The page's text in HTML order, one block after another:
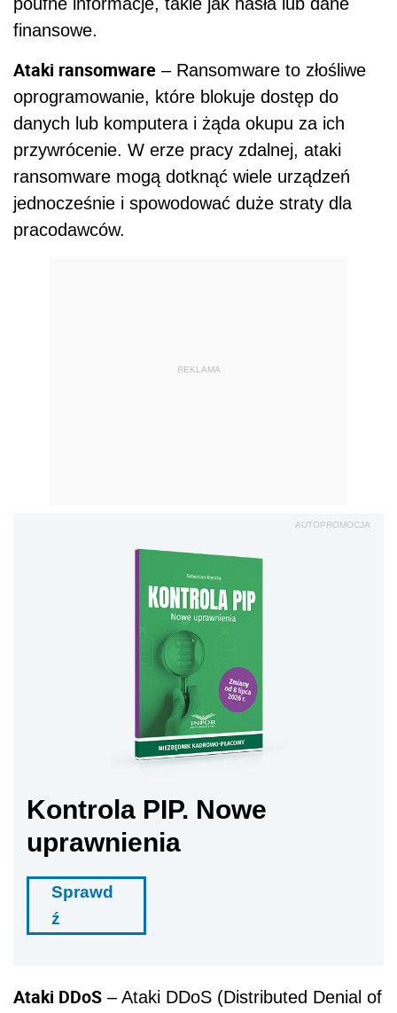
finansowe.
Ataki ransomware – Ransomware to złośliwe
oprogramowanie, które blokuje dostęp do
danych lub komputera i żąda okupu za ich
przywrócenie. W erze pracy zdalnej, ataki
ransomware mogą dotknąć wiele urządzeń
jednocześnie i spowodować duże straty dla
pracodawców.
REKLAMA
AUTOPROMOCJA
Kontrola PIP. Nowe
uprawnienia
Sprawd
ź
Ataki DDoS – Ataki DDoS (Distributed Denial of